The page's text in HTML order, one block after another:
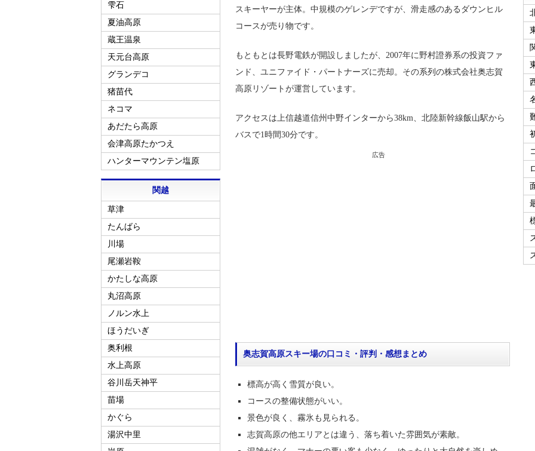
スキーヤーが主体。中規模のゲレンデですが、滑走感のあるダウンヒル
コースが売り物です。
もともとは長野電鉄が開設しましたが、2007年に野村證券系の投資ファ
ンド、ユニファイド・パートナーズに売却。その系列の株式会社奥志賀
高原リゾートが運営しています。
アクセスは上信越道信州中野インターから38km、北陸新幹線飯山駅から
バスで1時間30分です。
広告
奥志賀高原スキー場の口コミ・評判・感想まとめ
標高が高く雪質が良い。
コースの整備状態がいい。
景色が良く、霧氷も見られる。
志賀高原の他エリアとは違う、落ち着いた雰囲気が素敵。
雫石
夏油高原
蔵王温泉
天元台高原
グランデコ
猪苗代
ネコマ
あだたら高原
会津高原たかつえ
ハンターマウンテン塩原
関越
草津
たんばら
川場
尾瀬岩鞍
かたしな高原
丸沼高原
ノルン水上
ほうだいぎ
奥利根
水上高原
谷川岳天神平
苗場
かぐら
湯沢中里